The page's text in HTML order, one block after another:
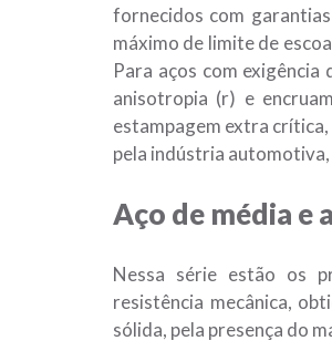
fornecidos com
máximo de limite de
Para aços com
anisotropia (r) e
estampagem extra
pela indústria
Aço de média e
Nessa série estão os
resistência mecânica,
sólida, pela presença do